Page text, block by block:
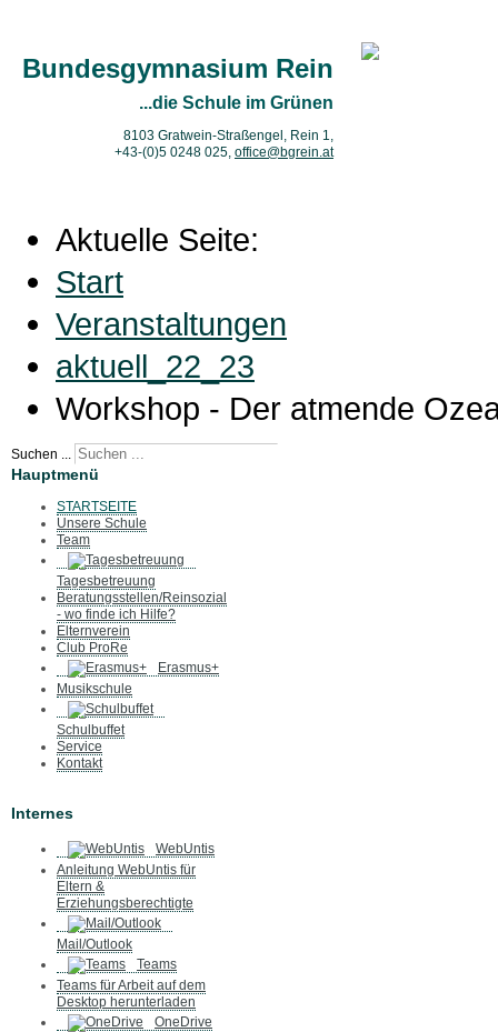
Bundesgymnasium Rein
...die Schule im Grünen
8103 Gratwein-Straßengel, Rein 1,
+43-(0)5 0248 025, office@bgrein.at
Aktuelle Seite:
Start
Veranstaltungen
aktuell_22_23
Workshop - Der atmende
Suchen ...
Hauptmenü
STARTSEITE
Unsere Schule
Team
Tagesbetreuung
Beratungsstellen/Reinsozial
- wo finde ich Hilfe?
Elternverein
Club ProRe
Erasmus+
Musikschule
Schulbuffet
Service
Kontakt
Internes
WebUntis
Anleitung WebUntis für
Eltern &
Erziehungsberechtigte
Mail/Outlook
Teams
Teams für Arbeit auf dem
Desktop herunterladen
OneDrive